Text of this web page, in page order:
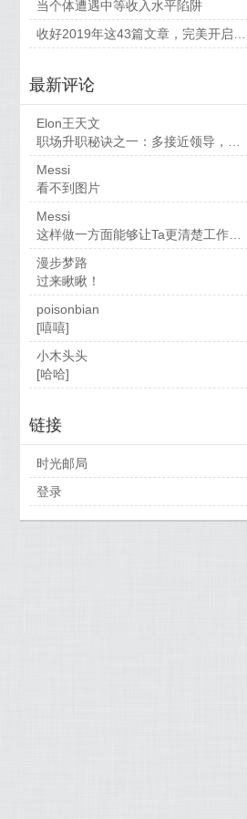
当个体遭遇中等收入水平陷阱
最新评论
Elon王天文
职场升职秘诀之一：多接近领导，当然，多做...
Messi
看不到图片
Messi
这样做一方面能够让Ta更清楚工作要求，也...
漫步梦路
过来瞅瞅！
poisonbian
[嘻嘻]
小木头头
[哈哈]
链接
时光邮局
登录